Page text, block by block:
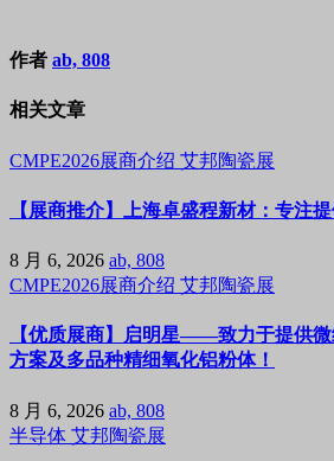
作者 ab, 808
相关文章
CMPE2026展商介绍 艾邦陶瓷展
【展商推介】上海卓盛程新材：专注
8 月 6, 2026 ab, 808
CMPE2026展商介绍 艾邦陶瓷展
【优质展商】启明星——致力于提供
方案及多品种精细氧化铝粉体！
8 月 6, 2026 ab, 808
半导体 艾邦陶瓷展